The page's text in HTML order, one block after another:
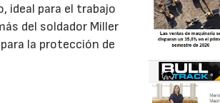
ideal para el trabajo
del soldador Miller
la protección de